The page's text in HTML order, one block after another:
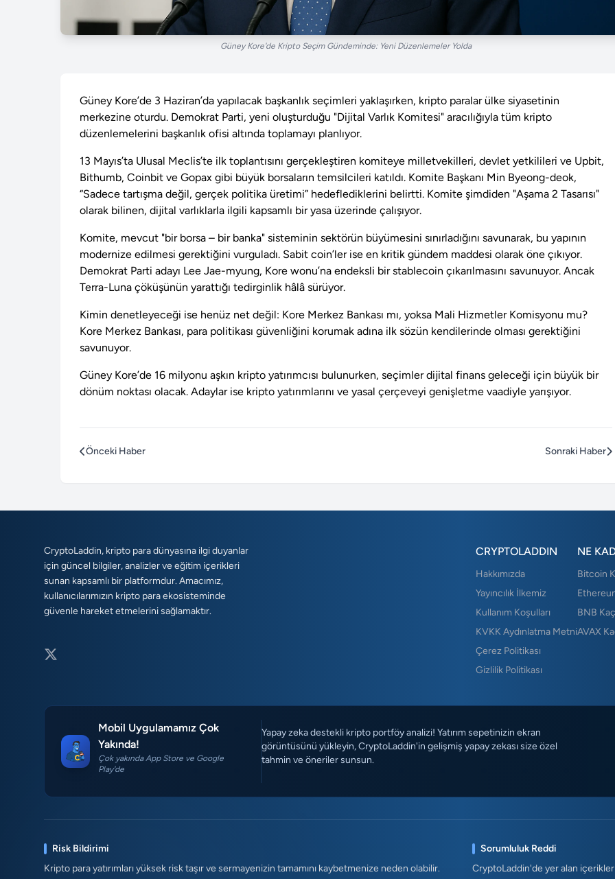
Güney Kore'de Kripto Seçim Gündeminde: Yeni Düzenlemeler Yolda
Güney Kore’de 3 Haziran’da yapılacak başkanlık seçimleri yaklaşırken, kripto paralar ülke siyasetinin
merkezine oturdu. Demokrat Parti, yeni oluşturduğu "Dijital Varlık Komitesi" aracılığıyla tüm kripto
düzenlemelerini başkanlık ofisi altında toplamayı planlıyor.
13 Mayıs’ta Ulusal Meclis’te ilk toplantısını gerçekleştiren komiteye milletvekilleri, devlet yetkilileri ve Upbit,
Bithumb, Coinbit ve Gopax gibi büyük borsaların temsilcileri katıldı. Komite Başkanı Min Byeong-deok,
“Sadece tartışma değil, gerçek politika üretimi” hedeflediklerini belirtti. Komite şimdiden "Aşama 2 Tasarısı"
olarak bilinen, dijital varlıklarla ilgili kapsamlı bir yasa üzerinde çalışıyor.
Komite, mevcut "bir borsa – bir banka" sisteminin sektörün büyümesini sınırladığını savunarak, bu yapının
modernize edilmesi gerektiğini vurguladı. Sabit coin’ler ise en kritik gündem maddesi olarak öne çıkıyor.
Demokrat Parti adayı Lee Jae-myung, Kore wonu’na endeksli bir stablecoin çıkarılmasını savunuyor. Ancak
Terra-Luna çöküşünün yarattığı tedirginlik hâlâ sürüyor.
Kimin denetleyeceği ise henüz net değil: Kore Merkez Bankası mı, yoksa Mali Hizmetler Komisyonu mu?
Kore Merkez Bankası, para politikası güvenliğini korumak adına ilk sözün kendilerinde olması gerektiğini
savunuyor.
Güney Kore’de 16 milyonu aşkın kripto yatırımcısı bulunurken, seçimler dijital finans geleceği için büyük bir
dönüm noktası olacak. Adaylar ise kripto yatırımlarını ve yasal çerçeveyi genişletme vaadiyle yarışıyor.
Önceki Haber Sonraki Haber
CryptoLaddin, kripto para dünyasına ilgi duyanlar
için güncel bilgiler, analizler ve eğitim içerikleri
sunan kapsamlı bir platformdur. Amacımız,
kullanıcılarımızın kripto para ekosisteminde
güvenle hareket etmelerini sağlamaktır.
CRYPTOLADDIN
Hakkımızda
Yayıncılık İlkemiz
Kullanım Koşulları
KVKK Aydınlatma Metni
Çerez Politikası
Gizlilik Politikası
NE
Bitcoin
BNB
AVAX
Mobil Uygulamamız Çok
Yakında!
Çok yakında App Store ve Google
Play'de
Yapay zeka destekli kripto portföy analizi! Yatırım sepetinizin ekran
görüntüsünü yükleyin, CryptoLaddin'in gelişmiş yapay zekası size özel
tahmin ve öneriler sunsun.
Risk Bildirimi
Kripto para yatırımları yüksek risk taşır ve sermayenizin tamamını kaybetmenize neden olabilir.
Sorumluluk Reddi
CryptoLaddin'de yer alan